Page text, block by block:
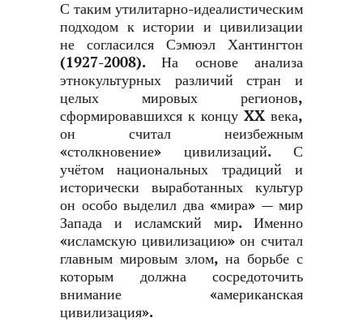
С таким утилитарно-идеалистическим
подходом к истории и цивилизации
не согласился Сэмюэл Хантингтон
(1927-2008). На основе анализа
этнокультурных различий стран и
целых мировых регионов,
сформировавшихся к концу XX века,
он считал неизбежным
«столкновение» цивилизаций. С
учётом национальных традиций и
исторически выработанных культур
он особо выделил два «мира» — мир
Запада и исламский мир. Именно
«исламскую цивилизацию» он считал
главным мировым злом, на борьбе с
которым должна сосредоточить
внимание «американская
цивилизация».